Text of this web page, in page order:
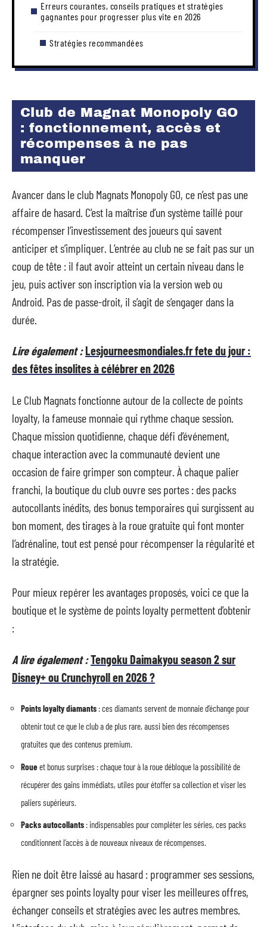
Erreurs courantes, conseils pratiques et stratégies
gagnantes pour progresser plus vite en 2026
Stratégies recommandées
Club de Magnat Monopoly GO
: fonctionnement, accès et
récompenses à ne pas
manquer
Avancer dans le club Magnats Monopoly GO, ce n’est pas une
affaire de hasard. C’est la maîtrise d’un système taillé pour
récompenser l’investissement des joueurs qui savent
anticiper et s’impliquer. L’entrée au club ne se fait pas sur un
coup de tête : il faut avoir atteint un certain niveau dans le
jeu, puis activer son inscription via la version web ou
Android. Pas de passe-droit, il s’agit de s’engager dans la
durée.
Lire également :Lesjourneesmondiales.fr fete du jour :
des fêtes insolites à célébrer en 2026
Le Club Magnats fonctionne autour de la collecte de points
loyalty, la fameuse monnaie qui rythme chaque session.
Chaque mission quotidienne, chaque défi d’événement,
chaque interaction avec la communauté devient une
occasion de faire grimper son compteur. À chaque palier
franchi, la boutique du club ouvre ses portes : des packs
autocollants inédits, des bonus temporaires qui surgissent au
bon moment, des tirages à la roue gratuite qui font monter
l’adrénaline, tout est pensé pour récompenser la régularité et
la stratégie.
Pour mieux repérer les avantages proposés, voici ce que la
boutique et le système de points loyalty permettent d’obtenir
:
A lire également :Tengoku Daimakyou season 2 sur
Disney+ ou Crunchyroll en 2026 ?
Points loyalty diamants : ces diamants servent de monnaie d’échange pour
obtenir tout ce que le club a de plus rare, aussi bien des récompenses
gratuites que des contenus premium.
Roueet bonus surprises : chaque tour à la roue débloque la possibilité de
récupérer des gains immédiats, utiles pour étoffer sa collection et viser les
paliers supérieurs.
Packs autocollants : indispensables pour compléter les séries, ces packs
conditionnent l’accès à de nouveaux niveaux de récompenses.
Rien ne doit être laissé au hasard : programmer ses sessions,
épargner ses points loyalty pour viser les meilleures offres,
échanger conseils et stratégies avec les autres membres.